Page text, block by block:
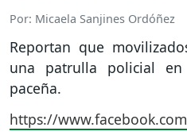
Por: Micaela Sanjines Ordóñez
Reportan que
una patrulla policial
paceña.
https://